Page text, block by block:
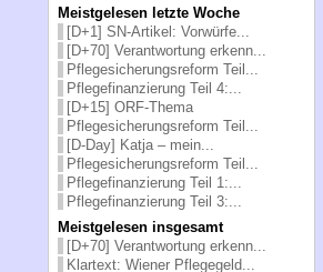
Meistgelesen letzte Woche
[D+1] SN-Artikel: Vorwürfe...
[D+70] Verantwortung erkenn...
Pflegesicherungsreform Teil...
Pflegefinanzierung Teil 4:...
[D+15] ORF-Thema
Pflegesicherungsreform Teil...
[D-Day] Katja – mein...
Pflegesicherungsreform Teil...
Pflegefinanzierung Teil 1:...
Pflegefinanzierung Teil 3:...
Meistgelesen insgesamt
[D+70] Verantwortung erkenn...
Klartext: Wiener Pflegegeld...